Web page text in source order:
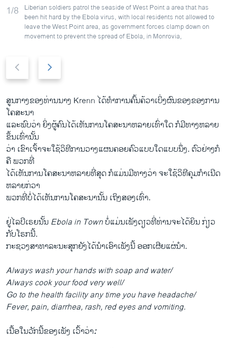
1/8 Liberian soldiers patrol the seaside of West Point a area that has
been hit hard by the Ebola virus, with local residents not allowed to
leave the West Point area, as government forces clamp down on
movement to prevent the spread of Ebola, in Monrovia,
e
v
i
o
u
s
s
l
i
d
x
t
l
i
d
ສູນ​ກາງຂອງ​ທ່ານ​ນາງ Krenn ​ໄດ້​ທຳ​ການ​ຄົ້ນ​ຄ້ວາ​ເບິ່ງ​ຜົນ​ຂອງ​ຂອງ​ການ​
ໂຄສະນາ ​
ແລະ​ພົບ​ວ່າ ຍິ່ງ​ຜູ້​ຄົນ​ໄດ້​ເຫັນ​ການ​ໂຄສະນາ​ຫລາຍ​ເທົ່າ​ໃດ ກໍ​ມີ​ທາງ​ຫລາຍ​
ຂຶ້ນ​ເທົ່າ​ນັ້ນ​
ວ່າ ​ເຂົາ​ເຈົ້າ​ຈະ​ໃຊ້​ວິທີ​ການວາງ​ແຜນ​ຄອຍ​ຄົວ​ແບບ​ໃດ​ແບບ​ນຶ່ງ. ຕົວຢ່າງ​ກໍ​
ຄື ພວກ​ທີ່​
ໄດ້​ເຫັນ​ການ​ໂຄສະນາຫລາຍ​ທີ່​ສຸດ ກໍ​ແມ່ນ​ມີ​ທາງ​ວ່າ ຈະ​ໃຊ້​ວິທີ​ຄຸມ​ກຳ​ເນີ​ດ
ຫລາຍ​ກ່ວາ
ພວກ​ທີ່​ບໍ່​ໄດ້​ເຫັນ​ການ​ໂຄສະ​ນາ​ນັ້ນ ​ເຖິງ​ສອງ​ເທົ່າ.
ຢູ່​ໄລ​ບີ​ເຣຍນັ້ນEbola in Townບໍ່ແມ່ນ​ເພັງ​ດຽວ​ທີ່​ທ່ານ​ຈະ​ໄດ້​ຍິນ ກ່ຽວ​
ກັບ​ໂຣກນີ້.
ກະຊວງ​ສາທາລະນະ​ສຸກ​ຍັງ​ໄດ້​ນຳ​ເອົາ​ເພັງ​ນີ້ ອອກເຜີຍ​ແຜ່​ນຳ.
Always wash your hands with soap and water/
Always cook your food very well/
Go to the health facility any time you have headache/
Fever, pain, diarrhea, rash, red eyes and vomiting.
​ເນື້ອ​ໃນ​ວັກນີ້ຂອງ​ເພັງ​ ເວົ້າ​ວ່າ: